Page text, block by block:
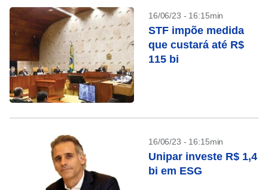
16/06/23 - 16:15min
STF impõe medida
que custará até R$
115 bi
16/06/23 - 16:15min
Unipar investe R$ 1,4
bi em ESG